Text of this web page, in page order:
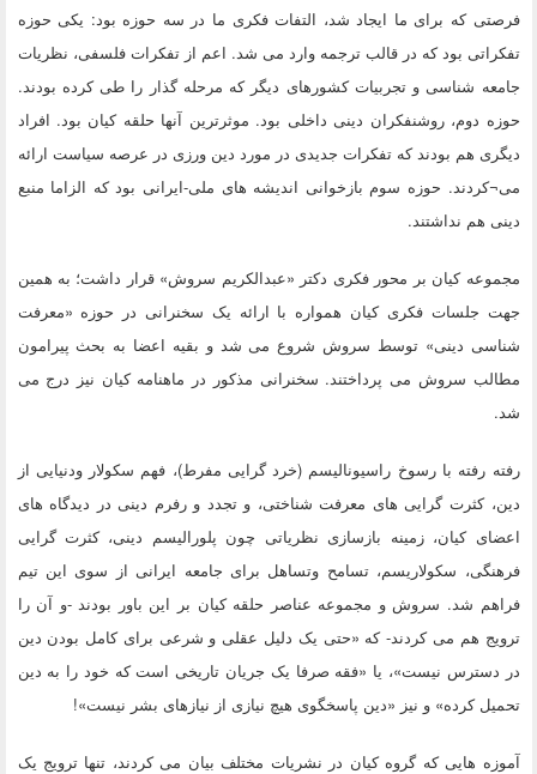
فرصتی که برای ما ایجاد شد، التفات فکری ما در سه حوزه بود: یکی حوزه
تفکراتی بود که در قالب ترجمه وارد می شد. اعم از تفکرات فلسفی، نظریات
جامعه شناسی و تجربیات کشورهای دیگر که مرحله گذار را طی کرده بودند.
حوزه دوم، روشنفکران دینی داخلی بود. موثرترین آنها حلقه کیان بود. افراد
دیگری هم بودند که تفکرات جدیدی در مورد دین ورزی در عرصه سیاست ارائه
می¬کردند. حوزه سوم بازخوانی اندیشه های ملی-ایرانی بود که الزاما منبع
دینی هم نداشتند.
مجموعه کیان بر محور فکری دکتر «عبدالکریم سروش» قرار داشت؛ به همین
جهت جلسات فکری کیان همواره با ارائه یک سخنرانی در حوزه «معرفت
شناسی دینی» توسط سروش شروع می شد و بقیه اعضا به بحث پیرامون
مطالب سروش می پرداختند. سخنرانی مذکور در ماهنامه کیان نیز درج می
شد.
رفته رفته با رسوخ راسیونالیسم (خرد گرایی مفرط)، فهم سکولار ودنیایی از
دین، کثرت گرایی های معرفت شناختی، و تجدد و رفرم دینی در دیدگاه های
اعضای کیان، زمینه بازسازی نظریاتی چون پلورالیسم دینی، کثرت گرایی
فرهنگی، سکولاریسم، تسامح وتساهل برای جامعه ایرانی از سوی این تیم
فراهم شد. سروش و مجموعه عناصر حلقه کیان بر این باور بودند -و آن را
ترویج هم می کردند- که «حتی یک دلیل عقلی و شرعی برای کامل بودن دین
در دسترس نیست»، یا «فقه صرفا یک جریان تاریخی است که خود را به دین
تحمیل کرده» و نیز «دین پاسخگوی هیچ نیازی از نیازهای بشر نیست»!
آموزه هایی که گروه کیان در نشریات مختلف بیان می کردند، تنها ترویج یک